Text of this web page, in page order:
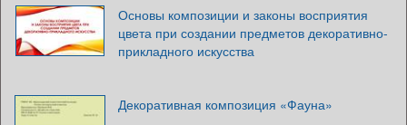
Основы композиции и законы восприятия
цвета при создании предметов декоративно-
прикладного искусства
Декоративная композиция «Фауна»